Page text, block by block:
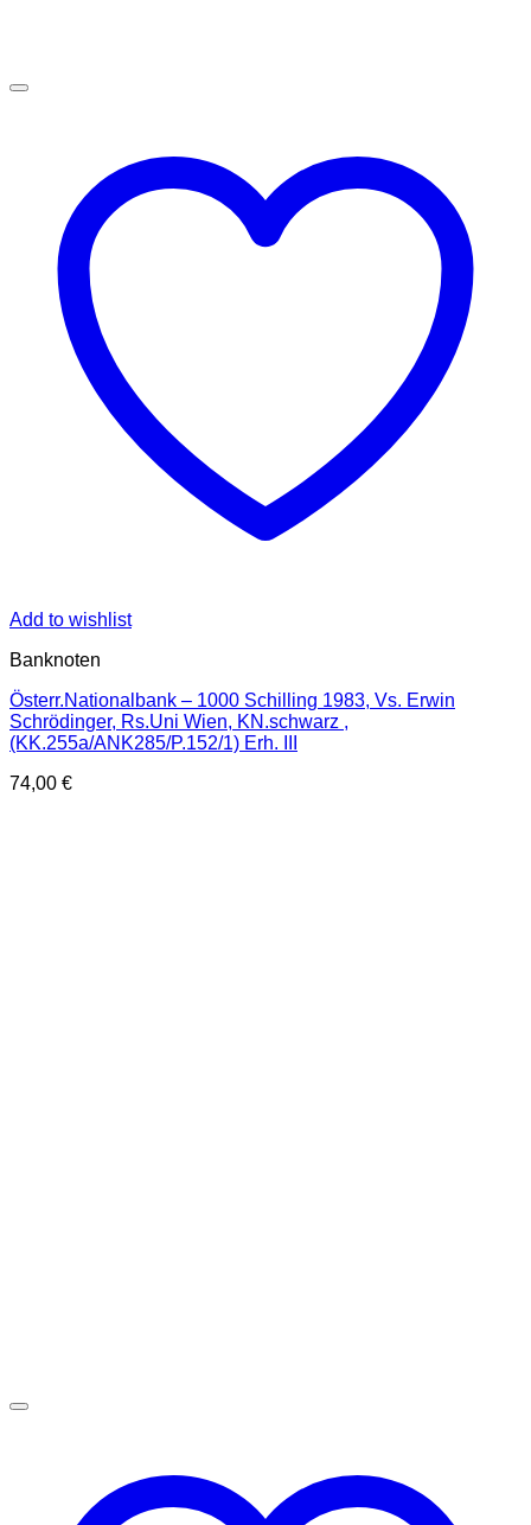
Add to wishlist
Banknoten
Österr.Nationalbank – 1000 Schilling 1983, Vs. Erwin
Schrödinger, Rs.Uni Wien, KN.schwarz ,
(KK.255a/ANK285/P.152/1) Erh. III
74,00 €